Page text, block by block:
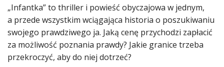
„Infantka” to thriller i powieść obyczajowa w jednym,
a przede wszystkim wciągająca historia o poszukiwaniu
swojego prawdziwego ja. Jaką cenę przychodzi zapłacić
za możliwość poznania prawdy? Jakie granice trzeba
przekroczyć, aby do niej dotrzeć?